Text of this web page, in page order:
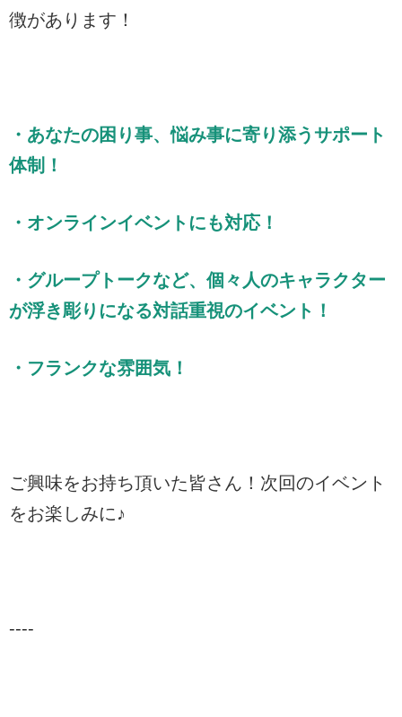
徴があります！
・あなたの困り事、悩み事に寄り添うサポート
体制！
・オンラインイベントにも対応！
・グループトークなど、個々人のキャラクター
が浮き彫りになる対話重視のイベント！
・フランクな雰囲気！
ご興味をお持ち頂いた皆さん！次回のイベント
をお楽しみに♪
----